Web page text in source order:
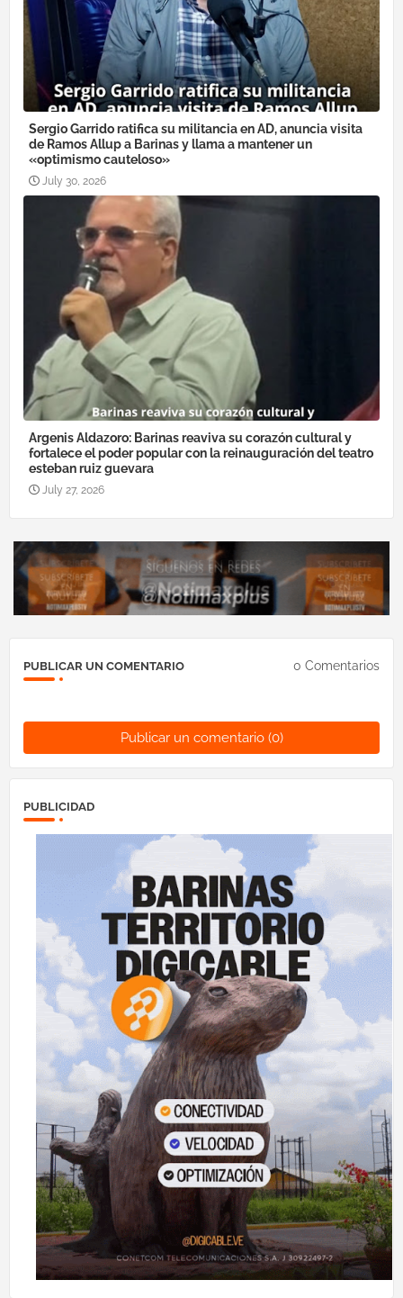
Sergio Garrido ratifica su militancia en AD, anuncia visita
de Ramos Allup a Barinas y llama a mantener un
«optimismo cauteloso»
July 30, 2026
Argenis Aldazoro: Barinas reaviva su corazón cultural y
fortalece el poder popular con la reinauguración del teatro
esteban ruiz guevara
July 27, 2026
PUBLICAR UN COMENTARIO 0 Comentarios
Publicar un comentario (0)
PUBLICIDAD